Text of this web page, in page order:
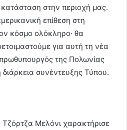
στην περιοχή μας.
επίθεση στη
κόσμο ολόκληρο· θα
για αυτή τη νέα
της Πολωνίας
συνέντευξης Τύπου.
Μελόνι χαρακτήρισε